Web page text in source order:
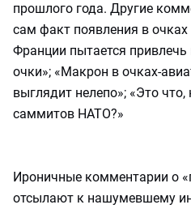
прошлого года. Другие
сам факт появления в
Франции пытается
очки»; «Макрон в очках-
выглядит нелепо»; «Это
саммитов НАТО?»
Ироничные комментарии о
отсылают к нашумевшему